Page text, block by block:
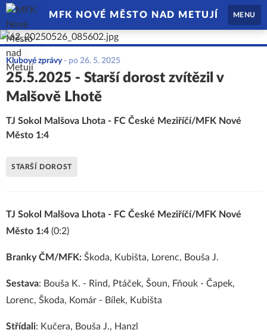
MFK NOVÉ MĚSTO NAD METUJÍ MENU
Klubové zprávy - po 26. 5. 2025
25.5.2025 - Starší dorost zvítězil v
Malšově Lhotě
TJ Sokol Malšova Lhota - FC České Meziříčí/MFK Nové
Město 1:4
STARŠÍ DOROST
TJ Sokol Malšova Lhota - FC České Meziříčí/MFK Nové
Město 1:4 (0:2)
Branky ČM/MFK: Škoda, Kubišta, Lorenc, Bouša J.
Sestava: Bouša K. - Rind, Ptáček, Šoun, Fňouk - Čapek,
Lorenc, Škoda, Komár - Bílek, Kubišta
Střídali: Kučera, Bouša J., Hanzl